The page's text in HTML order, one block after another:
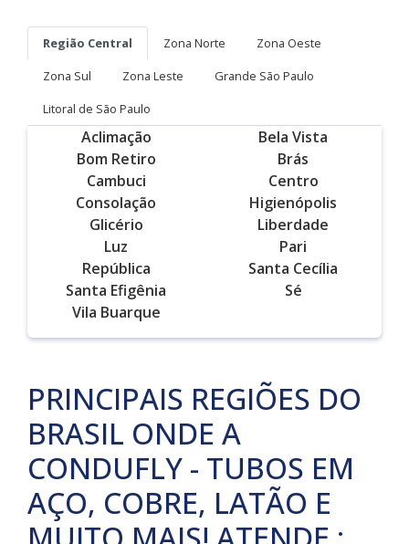
Região Central Zona Norte
Zona Oeste
Zona Sul
Zona Leste
Grande São Paulo
Litoral de São Paulo
Aclimação
Bela Vista
Bom Retiro
Brás
Cambuci
Centro
Consolação
Higienópolis
Glicério
Liberdade
Luz
Pari
República
Santa Cecília
Santa Efigênia
Sé
Vila Buarque
PRINCIPAIS REGIÕES DO
BRASIL ONDE A
CONDUFLY - TUBOS EM
AÇO, COBRE, LATÃO E